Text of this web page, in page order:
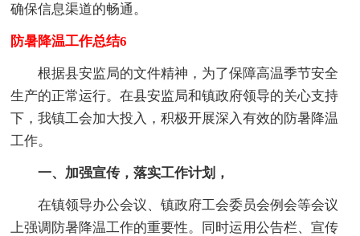
确保信息渠道的畅通。
防暑降温工作总结6
根据县安监局的文件精神，为了保障高温季节安全
生产的正常运行。在县安监局和镇政府领导的关心支持
下，我镇工会加大投入，积极开展深入有效的防暑降温
工作。
一、加强宣传，落实工作计划，
在镇领导办公会议、镇政府工会委员会例会等会议
上强调防暑降温工作的重要性。同时运用公告栏、宣传